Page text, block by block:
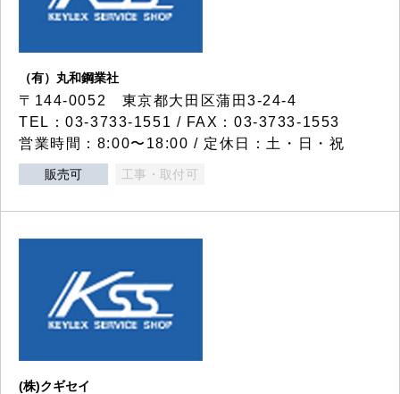
（有）丸和鋼業社
〒144-0052 東京都大田区蒲田3-24-4
TEL：03-3733-1551 / FAX：03-3733-1553
営業時間：8:00〜18:00 / 定休日：土・日・祝
販売可 工事・取付可
(株)クギセイ